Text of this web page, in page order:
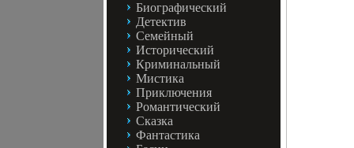
Биографический
Детектив
Семейный
Исторический
Криминальный
Мистика
Приключения
Романтический
Сказка
Фантастика